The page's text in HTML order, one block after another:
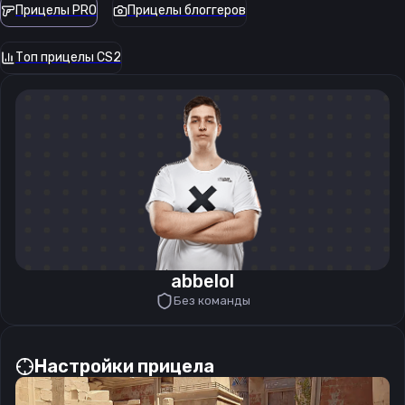
Прицелы PRO Прицелы блоггеров
Топ прицелы CS2
abbelol
Без команды
Настройки прицела